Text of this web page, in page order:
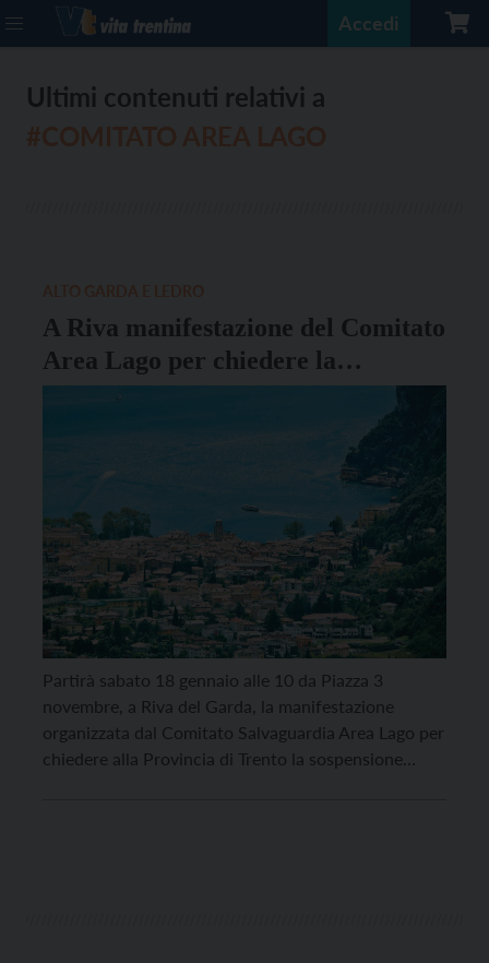
Accedi
Ultimi contenuti relativi a
A Riva manifestazione del Comitato
Area Lago per chiedere la
sospensione della variante 13 bis
Partirà sabato 18 gennaio alle 10 da Piazza 3
novembre, a Riva del Garda, la manifestazione
organizzata dal Comitato Salvaguardia Area Lago per
chiedere alla Provincia di Trento la sospensione